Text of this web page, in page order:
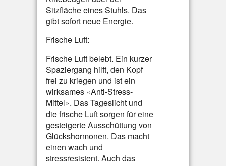
Sitzfläche eines Stuhls. Das
gibt sofort neue Energie.
Frische Luft:
Frische Luft belebt. Ein kurzer
Spaziergang hilft, den Kopf
frei zu kriegen und ist ein
wirksames «Anti-Stress-
Mittel». Das Tageslicht und
die frische Luft sorgen für eine
gesteigerte Ausschüttung von
Glückshormonen. Das macht
einen wach und
stressresistent. Auch das